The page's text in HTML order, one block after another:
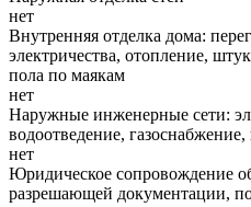
нет
Внутренняя отделка дома:
электричества, отопление,
пола по маякам
нет
Наружные инженерные сети:
водоотведение,
нет
Юридическое сопровождение
разрешающей документации,